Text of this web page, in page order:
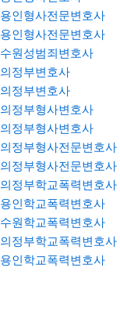
용인형사전문변호사
용인형사전문변호사
수원성범죄변호사
의정부변호사
의정부변호사
의정부형사변호사
의정부형사변호사
의정부형사전문변호사
의정부형사전문변호사
의정부학교폭력변호사
용인학교폭력변호사
수원학교폭력변호사
의정부학교폭력변호사
용인학교폭력변호사